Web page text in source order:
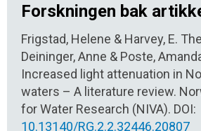
Forskningen bak
Frigstad, Helene & Harvey, E.
Deininger, Anne & Poste,
Increased light attenuation in
waters – A literature review.
for Water Research (NIVA). DOI:
10.13140/RG.2.2.32446.20807